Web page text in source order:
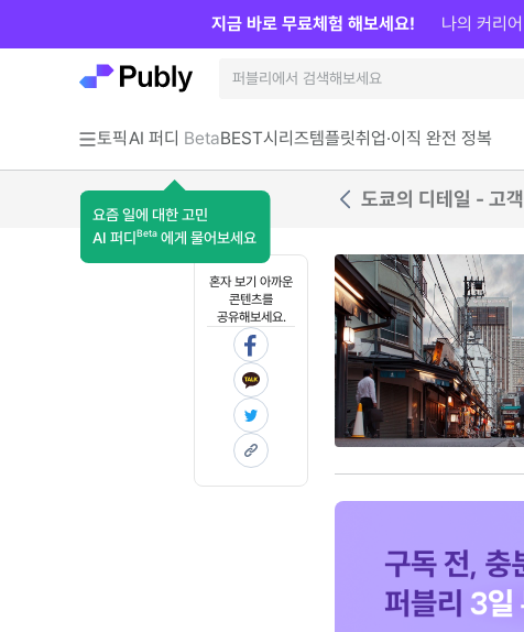
토픽AI 퍼디 Beta
요즘 일에 대한 고민
AI 퍼디 Beta 에게 물어보세요
BEST시리즈템플릿취업·이직 완전 정복
지금 바로 무료체험 해보세요! 나의 커리
도쿄의 디테일 - 고
혼자 보기 아까운
콘텐츠를
공유해보세요.